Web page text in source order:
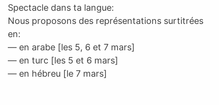
Spectacle dans ta langue:
Nous proposons des représentations surtitrées
en:
— en arabe [les 5, 6 et 7 mars]
— en turc [les 5 et 6 mars]
— en hébreu [le 7 mars]